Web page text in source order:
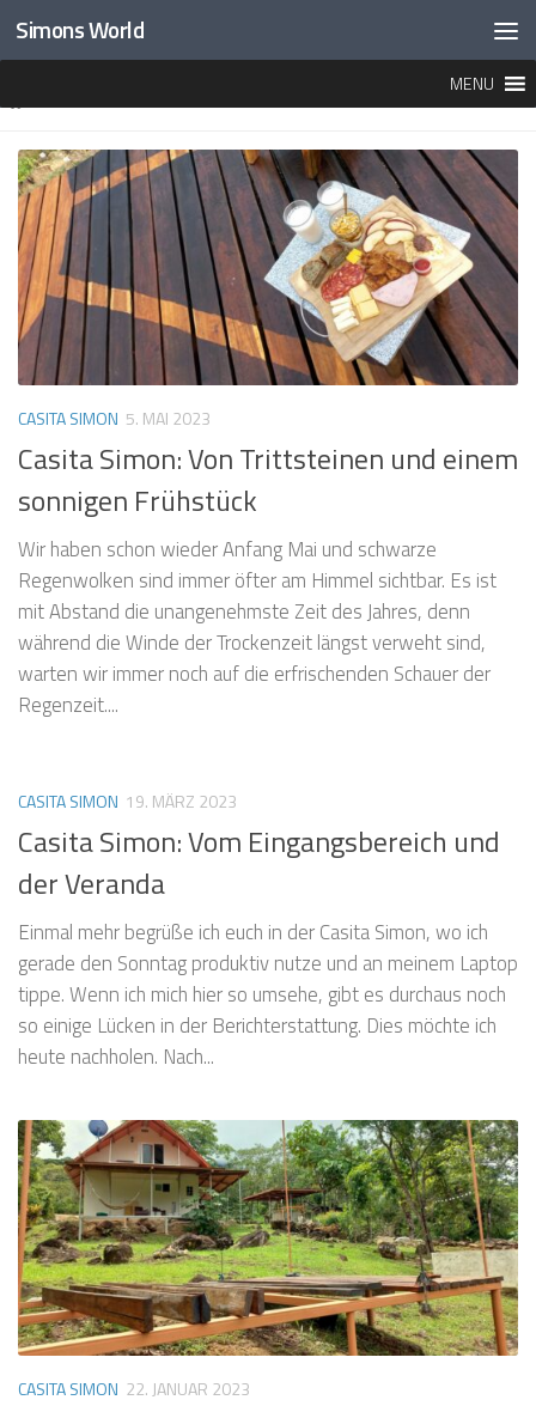
Unter dem Inhalt
Simons World
MENU
CASITA SIMON 5. MAI 2023
Casita Simon: Von Trittsteinen und einem
sonnigen Frühstück
Wir haben schon wieder Anfang Mai und schwarze
Regenwolken sind immer öfter am Himmel sichtbar. Es ist
mit Abstand die unangenehmste Zeit des Jahres, denn
während die Winde der Trockenzeit längst verweht sind,
warten wir immer noch auf die erfrischenden Schauer der
Regenzeit....
CASITA SIMON 19. MÄRZ 2023
Casita Simon: Vom Eingangsbereich und
der Veranda
Einmal mehr begrüße ich euch in der Casita Simon, wo ich
gerade den Sonntag produktiv nutze und an meinem Laptop
tippe. Wenn ich mich hier so umsehe, gibt es durchaus noch
so einige Lücken in der Berichterstattung. Dies möchte ich
heute nachholen. Nach...
CASITA SIMON 22. JANUAR 2023